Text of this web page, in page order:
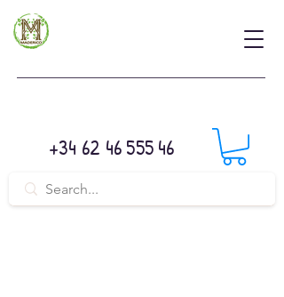
+34 62 46 555 46